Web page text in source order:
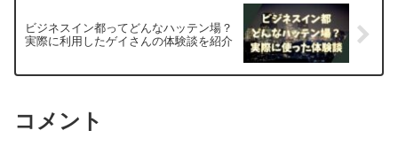
ビジネスイン都ってどんなハッテン場？
実際に利用したゲイさんの体験談を紹介
コメント